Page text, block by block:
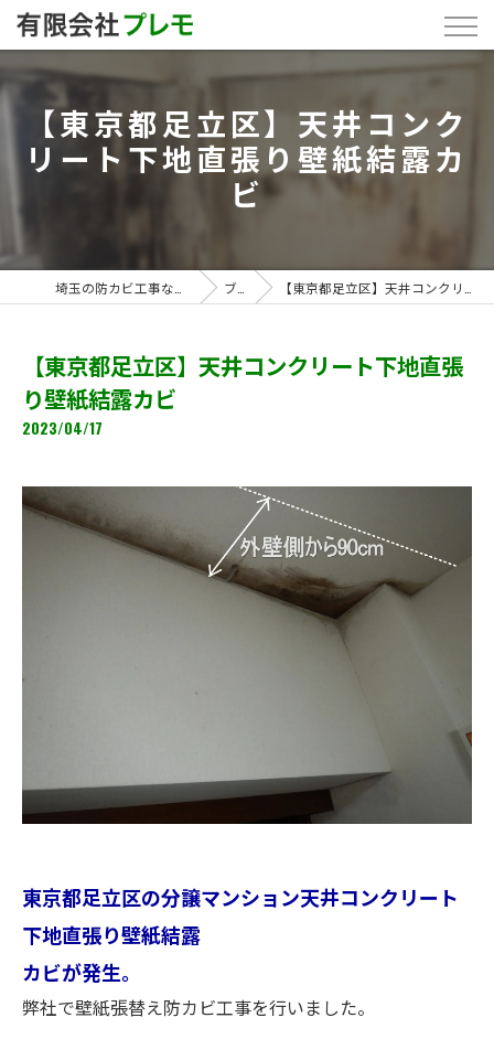
【東京都足立区】天井コンク
リート下地直張り壁紙結露カ
ビ
ブログ 【東京都足立区】天井コンクリート下地直張り壁紙結露カビ
【東京都足立区】天井コンクリート下地直張
り壁紙結露カビ
2023/04/17
東京都足立区の分譲マンション天井コンクリート
下地直張り壁紙結露
カビが発生。
弊社で壁紙張替え防カビ工事を行いました。